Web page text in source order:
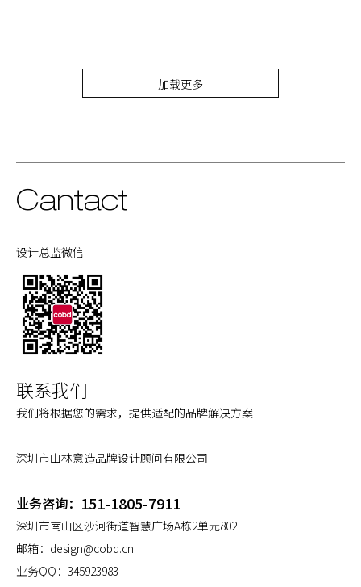
加载更多
Cantact
设计总监微信
联系我们
我们将根据您的需求，提供适配的品牌解决方案
深圳市山林意造品牌设计顾问有限公司
业务咨询： 151-1805-7911
深圳市南山区沙河街道智慧广场A栋2单元802
邮箱： design@cobd.cn
业务QQ： 345923983